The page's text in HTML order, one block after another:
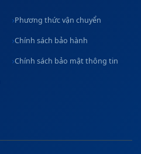
Phương thức vận chuyển
Chính sách bảo hành
Chính sách bảo mật thông tin